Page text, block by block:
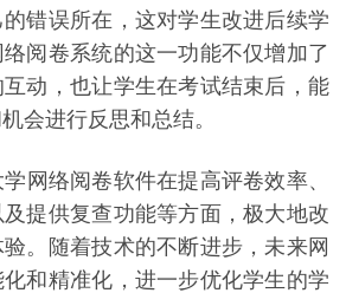
错误所在，这对学生改进后续学
阅卷系统的这一功能不仅增加了
动，也让学生在考试结束后，能
会进行反思和总结。
络阅卷软件在提高评卷效率、
提供复查功能等方面，极大地改
。随着技术的不断进步，未来网
和精准化，进一步优化学生的学